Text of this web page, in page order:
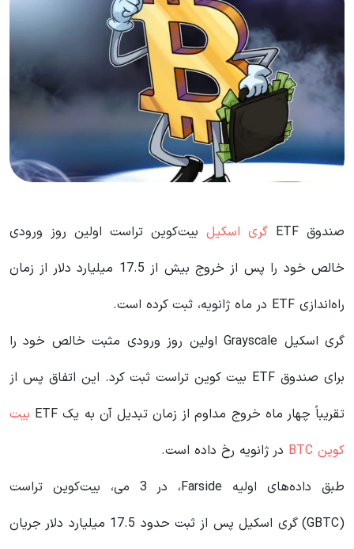
صندوق ETF گری اسکیل بیت‌کوین تراست اولین روز ورودی
خالص خود را پس از خروج بیش از 17.5 میلیارد دلار از زمان
راه‌اندازی ETF در ماه ژانویه، ثبت کرده است.
گری اسکیل Grayscale اولین روز ورودی مثبت خالص خود را
برای صندوق ETF بیت کوین تراست ثبت کرد. این اتفاق پس از
تقریباً چهار ماه خروج مداوم از زمان تبدیل آن به یک ETF
بیت
کوین BTC
در ژانویه رخ داده است.
طبق داده‌های اولیه Farside، در 3 می، بیت‌کوین تراست
(GBTC) گری اسکیل پس از ثبت حدود 17.5 میلیارد دلار جریان